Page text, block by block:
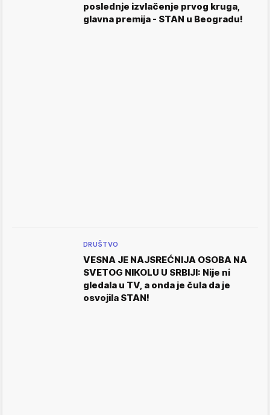
poslednje izvlačenje prvog kruga,
glavna premija - STAN u Beogradu!
DRUŠTVO
VESNA JE NAJSREĆNIJA OSOBA NA
SVETOG NIKOLU U SRBIJI: Nije ni
gledala u TV, a onda je čula da je
osvojila STAN!